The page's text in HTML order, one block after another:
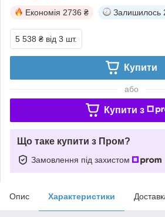
Економія 2736 ₴ Залишилось
5 538 ₴ від 3 шт.
Купити
або
Купити з
Що таке купити з Пром?
Замовлення під захистом
Опис Характеристики